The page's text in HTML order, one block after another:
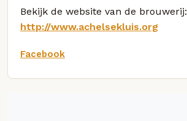
Bekijk de website van de brouwerij:
http://www.achelsekluis.org
Facebook